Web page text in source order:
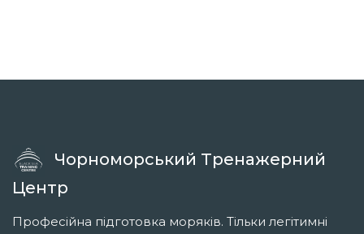
Чорноморський Тренажерний
Центр
Професійна підготовка моряків. Тільки легітимні